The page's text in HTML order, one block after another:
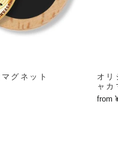
グネット
オリ
ャカ
from